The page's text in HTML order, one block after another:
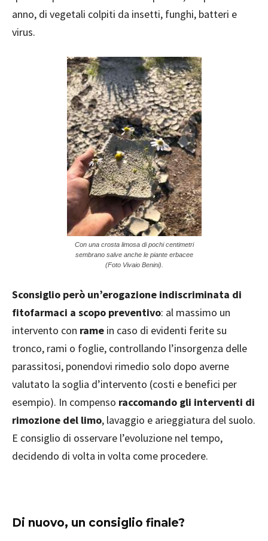
anno, di vegetali colpiti da insetti, funghi, batteri e
virus.
Con una crosta limosa di pochi centimetri
sembrano salve anche le piante erbacee
(Foto Vivaio Benini).
Sconsiglio però un’erogazione indiscriminata di
fitofarmaci a scopo preventivo: al massimo un
intervento con rame in caso di evidenti ferite su
tronco, rami o foglie, controllando l’insorgenza delle
parassitosi, ponendovi rimedio solo dopo averne
valutato la soglia d’intervento (costi e benefici per
esempio). In compenso raccomando gli interventi di
rimozione del limo, lavaggio e arieggiatura del suolo.
E consiglio di osservare l’evoluzione nel tempo,
decidendo di volta in volta come procedere.
Di nuovo, un consiglio finale?